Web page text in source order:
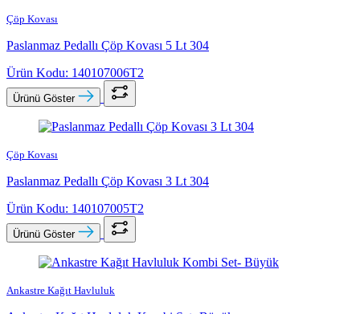
Çöp Kovası
Paslanmaz Pedallı Çöp Kovası 5 Lt 304
Ürün Kodu: 140107006T2
Ürünü Göster
Çöp Kovası
Paslanmaz Pedallı Çöp Kovası 3 Lt 304
Ürün Kodu: 140107005T2
Ürünü Göster
Ankastre Kağıt Havluluk